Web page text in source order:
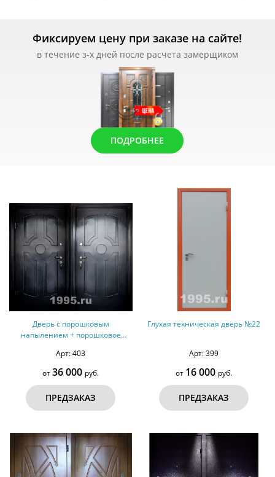
Фиксируем цену при заказе на сайте!
в течение з-х дней после расчета замерщиком
ПОДРОБНЕЕ
Дверь с порошковым
напылением + порошковое
Арт: 403
от36 000 руб.
ПРЕДЗАКАЗ
Глухая техническая дверь №22
Арт: 399
от 16 000 руб.
ПРЕДЗАКАЗ